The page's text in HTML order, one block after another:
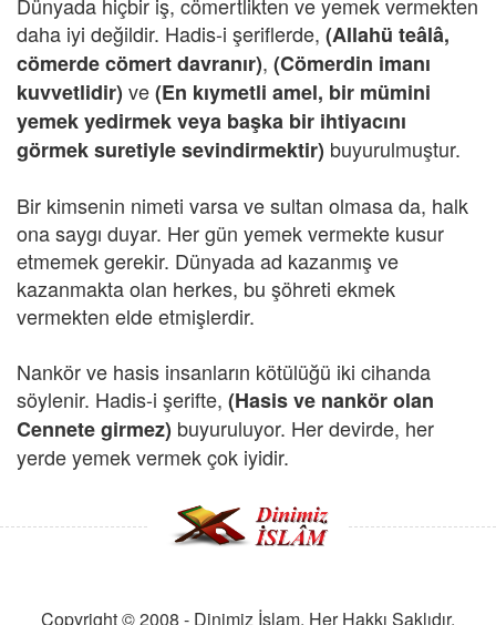
daha iyi değildir. Hadis-i şeriflerde, (Allahü teâlâ,
cömerde cömert davranır), (Cömerdin imanı
kuvvetlidir) ve(En kıymetli amel, bir mümini
yemek yedirmek veya başka bir ihtiyacını
görmek suretiyle sevindirmektir) buyurulmuştur.
Bir kimsenin nimeti varsa ve sultan olmasa da, halk
ona saygı duyar. Her gün yemek vermekte kusur
etmemek gerekir. Dünyada ad kazanmış ve
kazanmakta olan herkes, bu şöhreti ekmek
vermekten elde etmişlerdir.
Nankör ve hasis insanların kötülüğü iki cihanda
söylenir. Hadis-i şerifte, (Hasis ve nankör olan
Cennete girmez) buyuruluyor. Her devirde, her
yerde yemek vermek çok iyidir.
Copyright © 2008 - Dinimiz İslam. Her Hakkı Saklıdır.